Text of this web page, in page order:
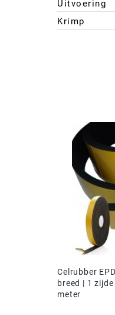
Uitvoering
Krimp
Celrubber
breed | 1
meter